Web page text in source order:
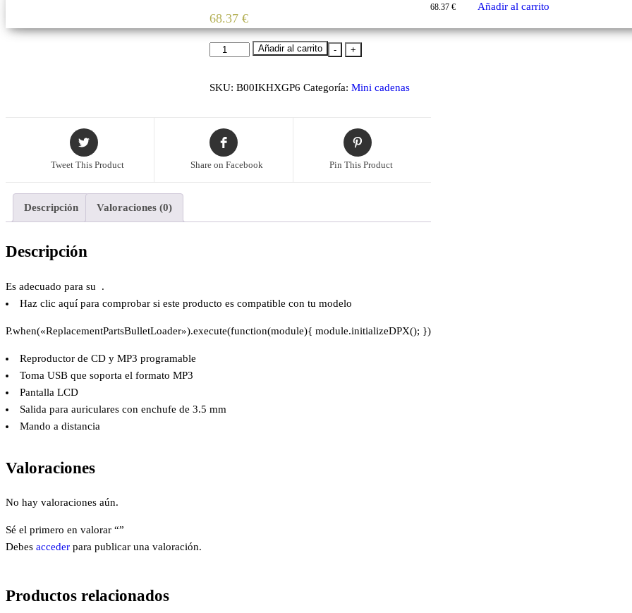
68.37€
-
Cantidad +
Añadir al carrito
SKU:B00IKHXGP6 Categoría:Mini cadenas
Tweet This Product Share on Facebook Pin This Product
Descripción Valoraciones (0)
Descripción
Es adecuado para su .
Haz clic aquí para comprobar si este producto es compatible con tu modelo
P.when(«ReplacementPartsBulletLoader»).execute(function(module){ module.initializeDPX(); })
Reproductor de CD y MP3 programable
Toma USB que soporta el formato MP3
Pantalla LCD
Salida para auriculares con enchufe de 3.5 mm
Mando a distancia
Valoraciones
No hay valoraciones aún.
Sé el primero en valorar “”
Debes acceder para publicar una valoración.
Productos relacionados
68.37 € Añadir al carrito